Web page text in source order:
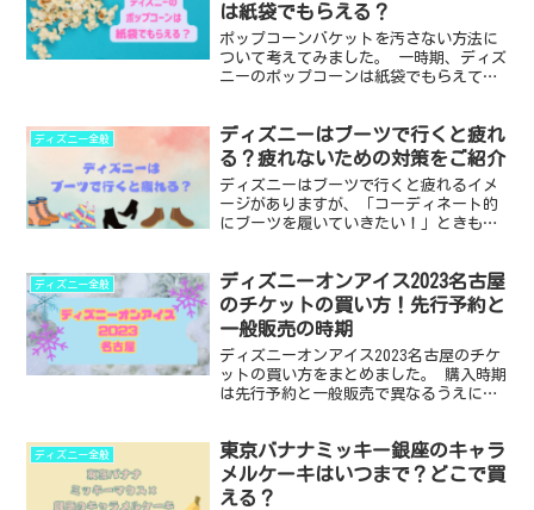
は紙袋でもらえる？
ポップコーンバケットを汚さない方法に
ついて考えてみました。 一時期、ディズ
ニーのポップコーンは紙袋でもらえてい
ょっと大変なので、最初から汚れないよ
うに工夫できればよい...
ディズニー全般
ディズニーはブーツで行くと疲れ
る？疲れないための対策をご紹介
ディズニーはブーツで行くと疲れるイメ
ージがありますが、「コーディネート的
にブーツを履いていきたい！」ときもあ
ツで行くと疲れる？ ・足が疲れない方法
・靴擦れ対策 デ...
ディズニー全般
ディズニーオンアイス2023名古屋
のチケットの買い方！先行予約と
一般販売の時期
ディズニーオンアイス2023名古屋のチケ
ットの買い方をまとめました。 購入時期
は先行予約と一般販売で異なるうえに、
ンアイス2023名古屋のチケットを先行予
約で買う方法...
ディズニー全般
東京バナナミッキー銀座のキャラ
メルケーキはいつまで？どこで買
える？